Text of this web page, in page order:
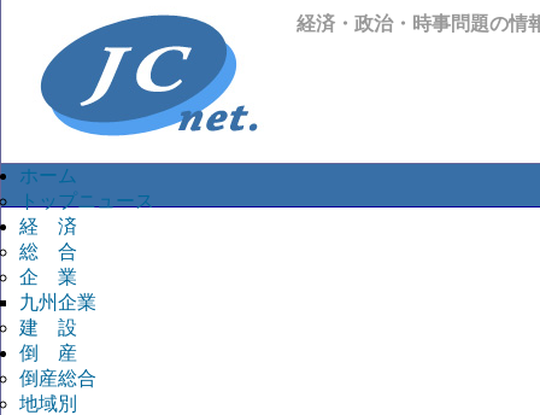
経済・政治・時事問題の情
ホーム
トップニュース
経 済
総 合
企 業
九州企業
建 設
倒 産
倒産総合
地域別